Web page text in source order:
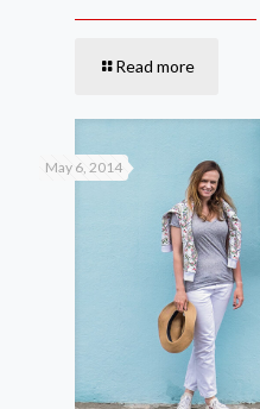
Read more
May 6, 2014